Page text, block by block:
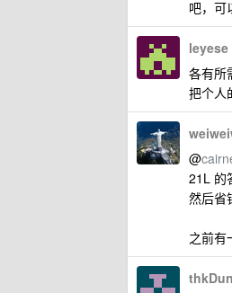
吧，可
leyese
各有所
把个人
@
21L 的
然后省
之前有